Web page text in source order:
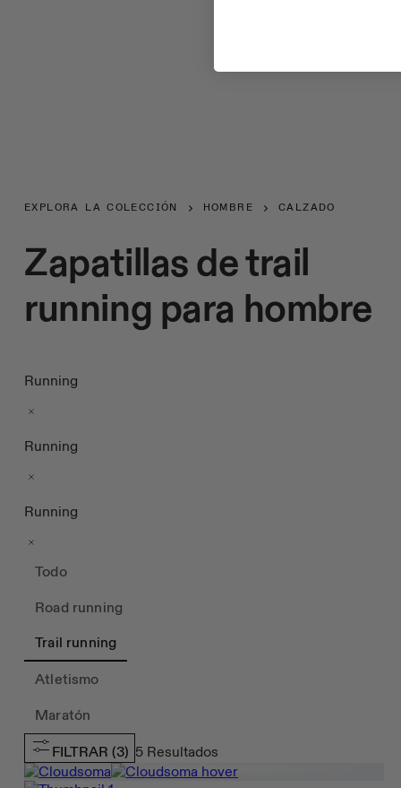
EXPLORA LA COLECCIÓN HOMBRE CALZADO
Zapatillas de trail
running para hombre
Running
Running
Running
Todo
Road running
Trail running
Atletismo
Maratón
FILTRAR (3) 5 Resultados